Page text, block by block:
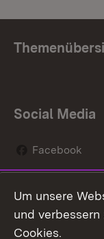
Social Media
Facebook
Social Wall
Um unsere
und
Cookies.